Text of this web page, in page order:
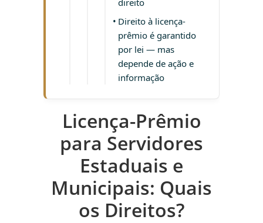
Direito à licença-
prêmio é garantido
por lei — mas
depende de ação e
informação
Licença-Prêmio
para Servidores
Estaduais e
Municipais: Quais
os Direitos?